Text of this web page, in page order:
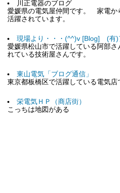
川正電器のブログ
愛媛県の電気屋仲間です。 家電か
活躍されています。
現場より・・・(^^)v [Blog] (有)
愛媛県松山市で活躍している阿部
れている技術屋さんです。
東山電気「ブログ通信」
東京都板橋区で活躍している電気
栄電気ＨＰ（商店街）
こっちは地図がある